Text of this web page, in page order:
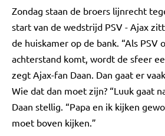
Zondag staan de broers lijnrecht
start van de wedstrijd PSV - Ajax
de huiskamer op de bank. “Als PSV
achterstand komt, wordt de sfeer
zegt Ajax-fan Daan. Dan gaat er
Wie dat dan moet zijn? “Luuk gaat
Daan stellig. “Papa en ik kijken
moet boven kijken.”